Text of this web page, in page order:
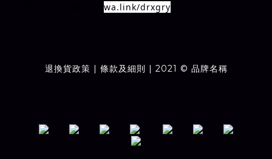
wa.link/drxgry
退換貨政策 | 條款及細則 | 2021 © 品牌名稱